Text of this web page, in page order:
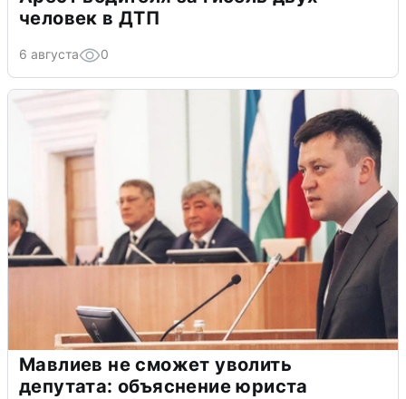
человек в ДТП
6 августа 0
Мавлиев не сможет уволить
депутата: объяснение юриста